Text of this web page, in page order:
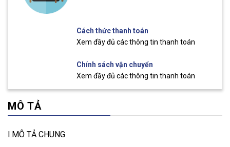
Cách thức thanh toán
Xem đầy đủ các thông tin thanh toán
Chính sách vận chuyển
Xem đầy đủ các thông tin thanh toán
MÔ TẢ
I.MÔ TẢ CHUNG